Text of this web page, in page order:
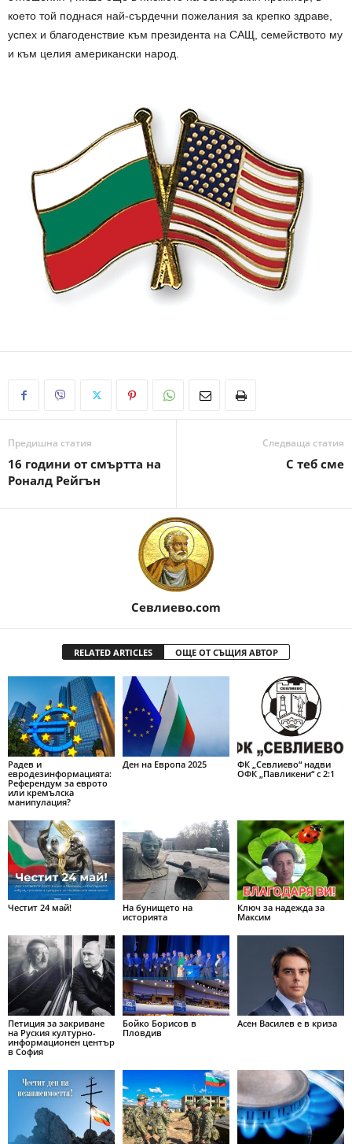
което той поднася най-сърдечни пожелания за крепко здраве,
успех и благоденствие към президента на САЩ, семейството му
и към целия американски народ.
Предишна статия
16 години от смъртта на
Роналд Рейгън
Следваща статия
С теб сме
Севлиево.com
RELATED ARTICLES ОЩЕ ОТ СЪЩИЯ АВТОР
Радев и
евродезинформацията:
Референдум за еврото
или кремълска
манипулация?
Ден на Европа 2025
ФК „Севлиево“ надви
ОФК „Павликени“ с 2:1
Честит 24 май!
На бунището на
историята
Ключ за надежда за
Максим
Петиция за закриване
на Руския културно-
информационен център
в София
Бойко Борисов в
Пловдив
Асен Василев е в криза